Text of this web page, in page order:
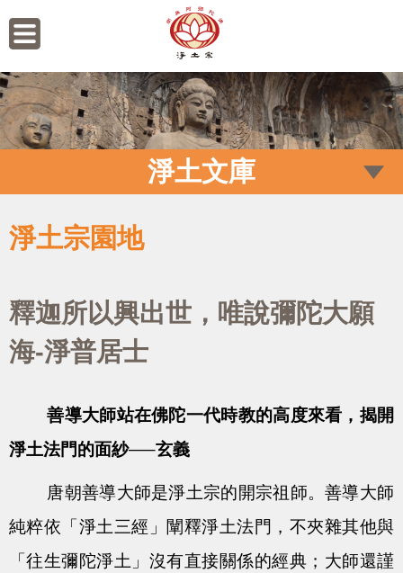
淨土文庫
淨土宗園地
釋迦所以興出世，唯說彌陀大願
海-淨普居士
善導大師站在佛陀一代時教的高度來看，揭開
淨土法門的面紗—–玄義
唐朝善導大師是淨土宗的開宗祖師。善導大師
純粹依「淨土三經」闡釋淨土法門，不夾雜其他與
「往生彌陀淨土」沒有直接關係的經典；大師還謹